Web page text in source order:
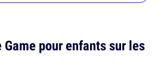
Game pour enfants sur les